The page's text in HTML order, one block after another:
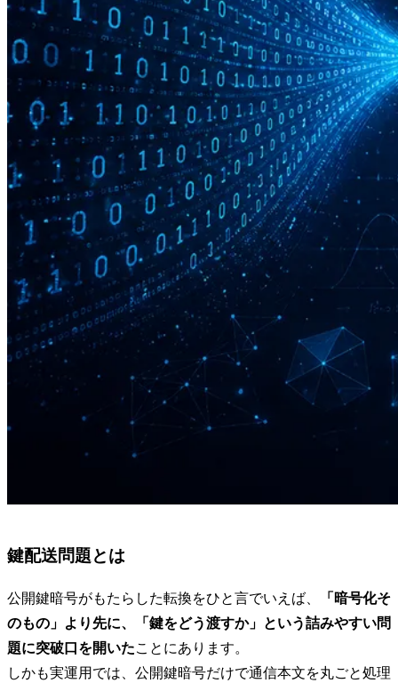
鍵配送問題とは
公開鍵暗号がもたらした転換をひと言でいえば、
「暗号化そ
のもの」より先に、「鍵をどう渡すか」という詰みやすい問
題に突破口を開いたことにあります。
しかも実運用では、公開鍵暗号だけで通信本文を丸ごと処理